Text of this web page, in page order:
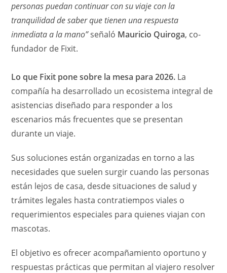
personas puedan continuar con su viaje con la
tranquilidad de saber que tienen una respuesta
inmediata a la mano”señaló Mauricio Quiroga, co-
fundador de Fixit.
Lo que Fixit pone sobre la mesa para 2026. La
compañía ha desarrollado un ecosistema integral de
asistencias diseñado para responder a los
escenarios más frecuentes que se presentan
durante un viaje.
Sus soluciones están organizadas en torno a las
necesidades que suelen surgir cuando las personas
están lejos de casa, desde situaciones de salud y
trámites legales hasta contratiempos viales o
requerimientos especiales para quienes viajan con
mascotas.
El objetivo es ofrecer acompañamiento oportuno y
respuestas prácticas que permitan al viajero resolver